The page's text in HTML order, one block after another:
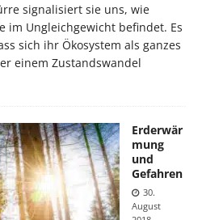
signalisiert sie uns, wie
im Ungleichgewicht befindet. Es
sich ihr Ökosystem als ganzes
einem Zustandswandel
Erderwär
mung
und
Gefahren
30.
August